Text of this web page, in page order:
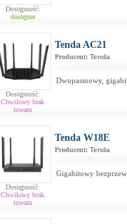
Dostępność:
dostępne
Dostępność:
Chwilowy brak
towaru
Tenda AC21
Producent: Tenda
Dwupasmowy,
Dostępność:
Chwilowy brak
towaru
Tenda W18E
Producent: Tenda
Gigabitowy